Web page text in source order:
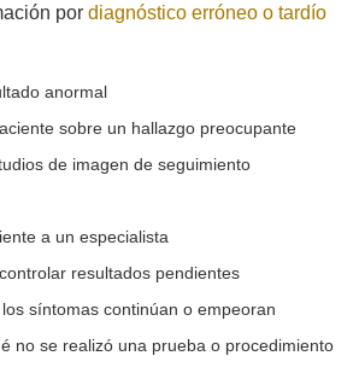
por diagnóstico erróneo o tardío
anormal
sobre un hallazgo preocupante
de imagen de seguimiento
a un especialista
resultados pendientes
síntomas continúan o empeoran
no se realizó una prueba o procedimiento